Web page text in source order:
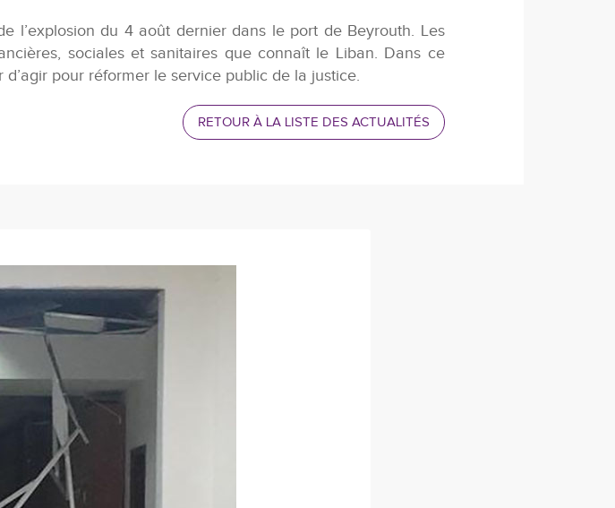
l’explosion du 4 août dernier dans le port de Beyrouth. Les
sociales et sanitaires que connaît le Liban. Dans ce
pour réformer le service public de la justice.
RETOUR À LA LISTE DES ACTUALITÉS